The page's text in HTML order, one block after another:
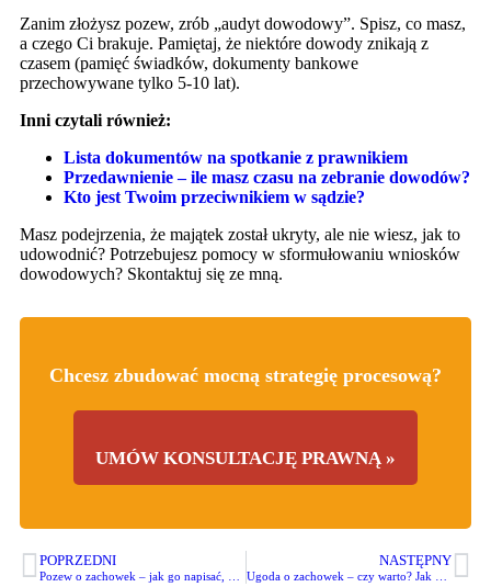
Zanim złożysz pozew, zrób „audyt dowodowy”. Spisz, co masz,
a czego Ci brakuje. Pamiętaj, że niektóre dowody znikają z
czasem (pamięć świadków, dokumenty bankowe
przechowywane tylko 5-10 lat).
Inni czytali również:
Lista dokumentów na spotkanie z prawnikiem
Przedawnienie – ile masz czasu na zebranie dowodów?
Kto jest Twoim przeciwnikiem w sądzie?
Masz podejrzenia, że majątek został ukryty, ale nie wiesz, jak to
udowodnić? Potrzebujesz pomocy w sformułowaniu wniosków
dowodowych? Skontaktuj się ze mną.
Chcesz zbudować mocną strategię procesową?
UMÓW KONSULTACJĘ PRAWNĄ »
POPRZEDNI NASTĘPNY